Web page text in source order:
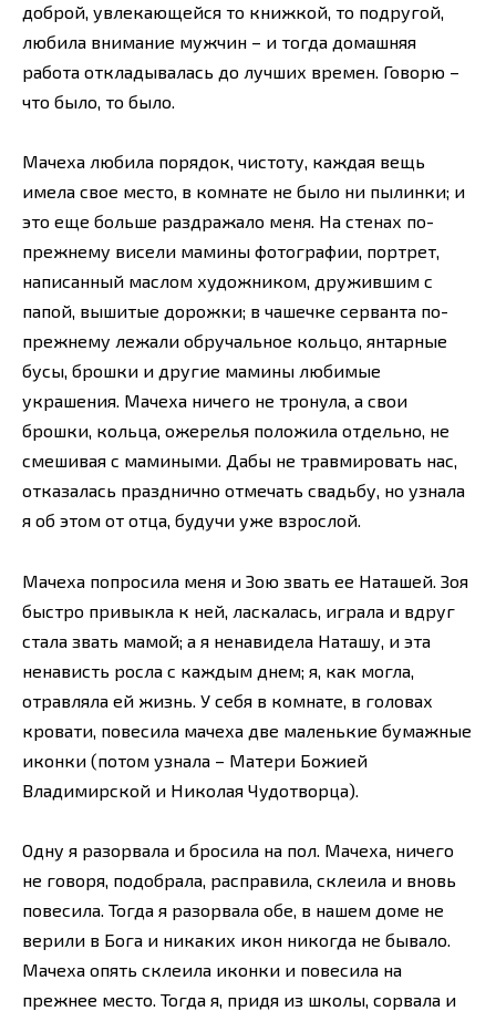
доброй, увлекающейся то книжкой, то подругой,
любила внимание мужчин – и тогда домашняя
работа откладывалась до лучших времен. Говорю –
что было, то было.
Мачеха любила порядок, чистоту, каждая вещь
имела свое место, в комнате не было ни пылинки; и
это еще больше раздражало меня. На стенах по-
прежнему висели мамины фотографии, портрет,
написанный маслом художником, дружившим с
папой, вышитые дорожки; в чашечке серванта по-
прежнему лежали обручальное кольцо, янтарные
бусы, брошки и другие мамины любимые
украшения. Мачеха ничего не тронула, а свои
брошки, кольца, ожерелья положила отдельно, не
смешивая с мамиными. Дабы не травмировать нас,
отказалась празднично отмечать свадьбу, но узнала
я об этом от отца, будучи уже взрослой.
Мачеха попросила меня и Зою звать ее Наташей. Зоя
быстро привыкла к ней, ласкалась, играла и вдруг
стала звать мамой; а я ненавидела Наташу, и эта
ненависть росла с каждым днем; я, как могла,
отравляла ей жизнь. У себя в комнате, в головах
кровати, повесила мачеха две маленькие бумажные
иконки (потом узнала – Матери Божией
Владимирской и Николая Чудотворца).
Одну я разорвала и бросила на пол. Мачеха, ничего
не говоря, подобрала, расправила, склеила и вновь
повесила. Тогда я разорвала обе, в нашем доме не
верили в Бога и никаких икон никогда не бывало.
Мачеха опять склеила иконки и повесила на
прежнее место. Тогда я, придя из школы, сорвала и